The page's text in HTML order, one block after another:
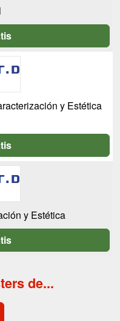
y Estética
y Estética
de...